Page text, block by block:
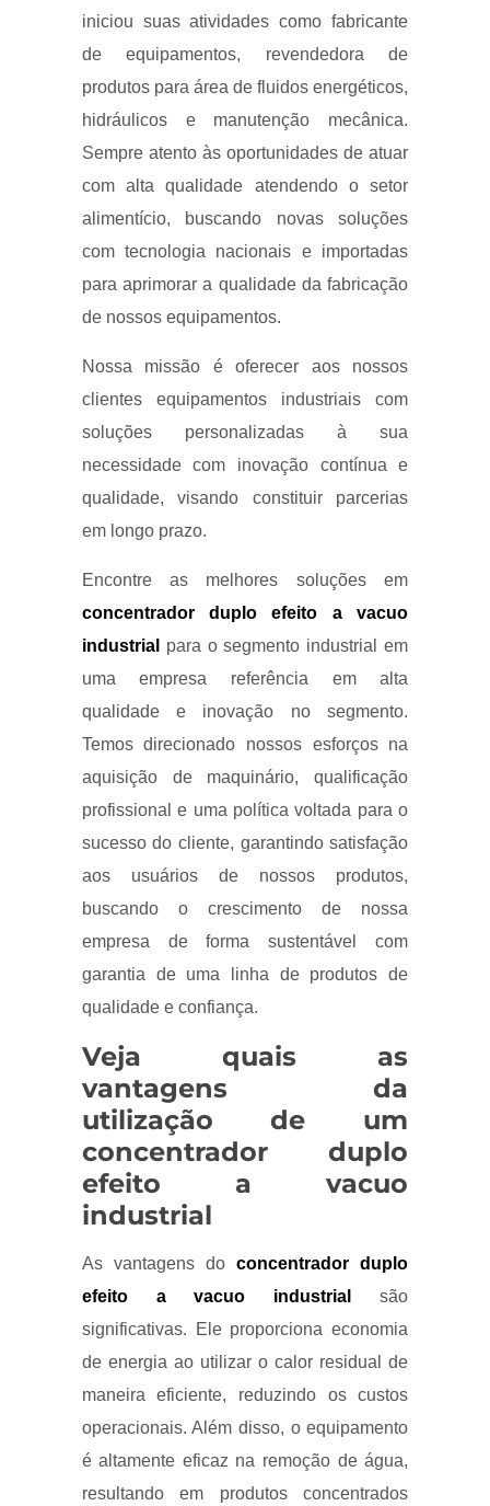
iniciou suas atividades como fabricante
de equipamentos, revendedora de
produtos para área de fluidos energéticos,
hidráulicos e manutenção mecânica.
Sempre atento às oportunidades de atuar
com alta qualidade atendendo o setor
alimentício, buscando novas soluções
com tecnologia nacionais e importadas
para aprimorar a qualidade da fabricação
de nossos equipamentos.
Nossa missão é oferecer aos nossos
clientes equipamentos industriais com
soluções personalizadas à sua
necessidade com inovação contínua e
qualidade, visando constituir parcerias
em longo prazo.
Encontre as melhores soluções em
concentrador duplo efeito a vacuo
industrial para o segmento industrial em
uma empresa referência em alta
qualidade e inovação no segmento.
Temos direcionado nossos esforços na
aquisição de maquinário, qualificação
profissional e uma política voltada para o
sucesso do cliente, garantindo satisfação
aos usuários de nossos produtos,
buscando o crescimento de nossa
empresa de forma sustentável com
garantia de uma linha de produtos de
qualidade e confiança.
Veja quais as
vantagens da
utilização de um
concentrador duplo
efeito a vacuo
industrial
As vantagens doconcentrador duplo
efeito a vacuo industrial
são
significativas. Ele proporciona economia
de energia ao utilizar o calor residual de
maneira eficiente, reduzindo os custos
operacionais. Além disso, o equipamento
é altamente eficaz na remoção de água,
resultando em produtos concentrados